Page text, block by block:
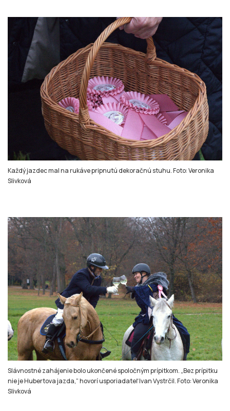
Každý jazdec mal na rukáve pripnutú dekoračnú stuhu. Foto: Veronika
Slávnostné zahájenie bolo ukončené spoločným prípitkom. „Bez prípitku
nie je Hubertova jazda,“ hovorí usporiadateľ Ivan Vystrčil. Foto: Veronika
Slivková